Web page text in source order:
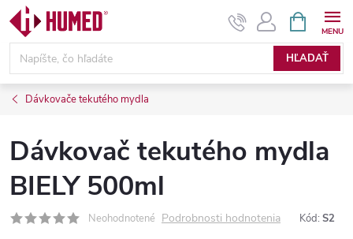
Prejsť
obsah
HĽADAŤ
KOŠÍK
Dávkovače tekutého mydla
Dávkovač tekutého mydla
BIELY 500ml
Neohodnotené Podrobnosti hodnotenia Kód: S2